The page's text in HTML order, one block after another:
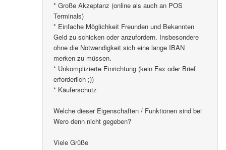
* Große Akzeptanz (online als auch an POS
Terminals)
* Einfache Möglichkeit Freunden und Bekannten
Geld zu schicken oder anzufordern. Insbesondere
ohne die Notwendigkeit sich eine lange IBAN
merken zu müssen.
* Unkomplizierte Einrichtung (kein Fax oder Brief
erforderlich ;))
* Käuferschutz
Welche dieser Eigenschaften / Funktionen sind bei
Wero denn nicht gegeben?
Viele Grüße